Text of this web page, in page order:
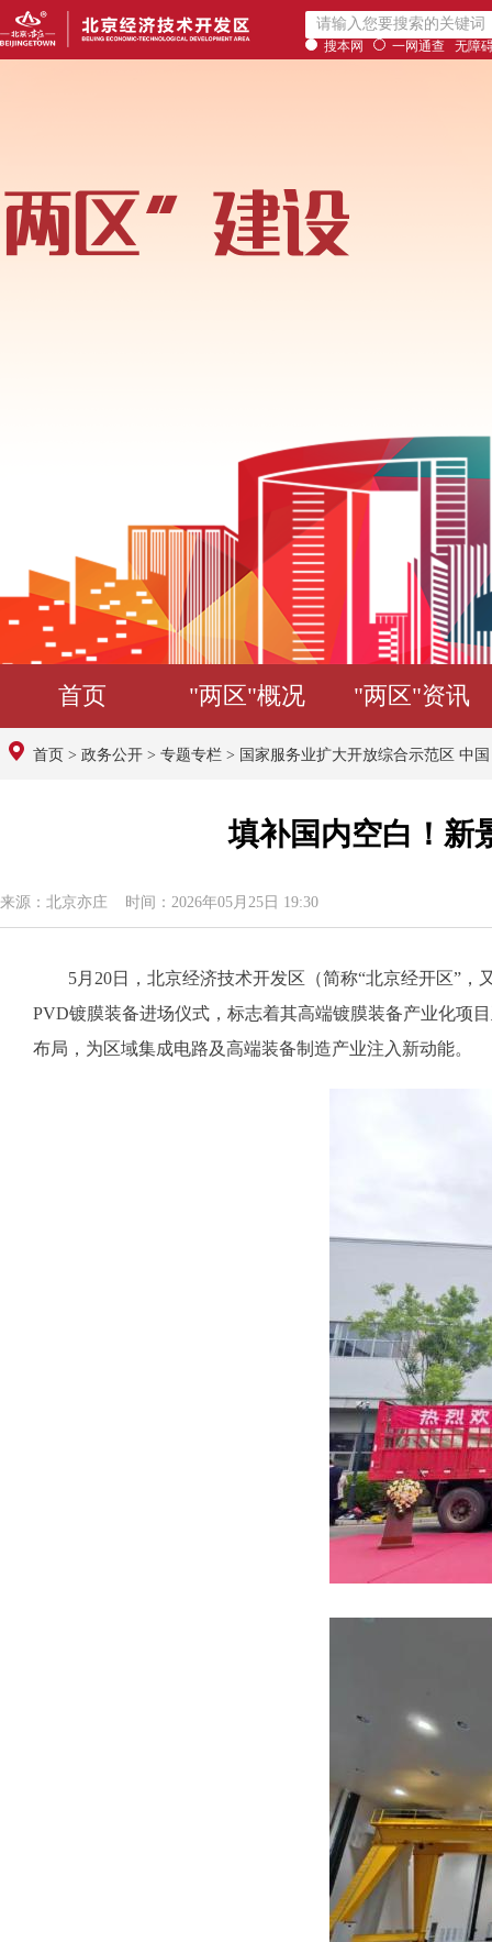
搜本网 一网通查 无障
首页 "两区"概况 "两区"资讯
首页 > 政务公开 > 专题专栏 > 国家服务业扩大开放综合示范区 中
填补国内空白！新
来源：北京亦庄 时间：2026年05月25日 19:30
5月20日，北京经济技术开发区（简称“北京经开区”，
PVD镀膜装备进场仪式，标志着其高端镀膜装备产业化项
布局，为区域集成电路及高端装备制造产业注入新动能。